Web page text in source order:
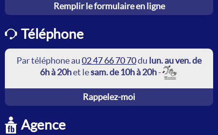
Remplir le formulaire en ligne
Téléphone
Par téléphone au02 47 66 70 70du lun. au ven. de
6h à 20het lesam. de 10h à 20h-
Rappelez-moi
Agence